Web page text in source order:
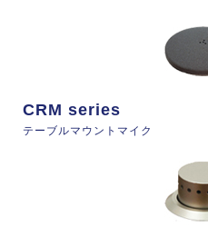
CRM series
テーブルマウントマイク